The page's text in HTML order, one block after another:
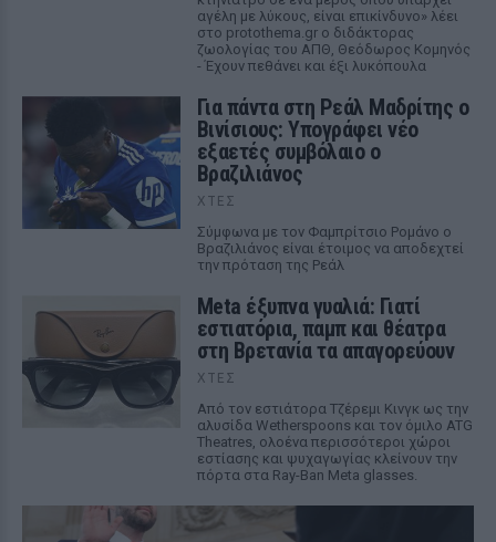
αγέλη με λύκους, είναι επικίνδυνο» λέει
στο protothema.gr ο διδάκτορας
ζωολογίας του ΑΠΘ, Θεόδωρος Κομηνός
- Έχουν πεθάνει και έξι λυκόπουλα
Για πάντα στη Ρεάλ Μαδρίτης ο
Βινίσιους: Υπογράφει νέο
εξαετές συμβόλαιο ο
Βραζιλιάνος
ΧΤΕΣ
Σύμφωνα με τον Φαμπρίτσιο Ρομάνο ο
Βραζιλιάνος είναι έτοιμος να αποδεχτεί
την πρόταση της Ρεάλ
Meta έξυπνα γυαλιά: Γιατί
εστιατόρια, παμπ και θέατρα
στη Βρετανία τα απαγορεύουν
ΧΤΕΣ
Από τον εστιάτορα Τζέρεμι Κινγκ ως την
αλυσίδα Wetherspoons και τον όμιλο ATG
Theatres, ολοένα περισσότεροι χώροι
εστίασης και ψυχαγωγίας κλείνουν την
πόρτα στα Ray-Ban Meta glasses.